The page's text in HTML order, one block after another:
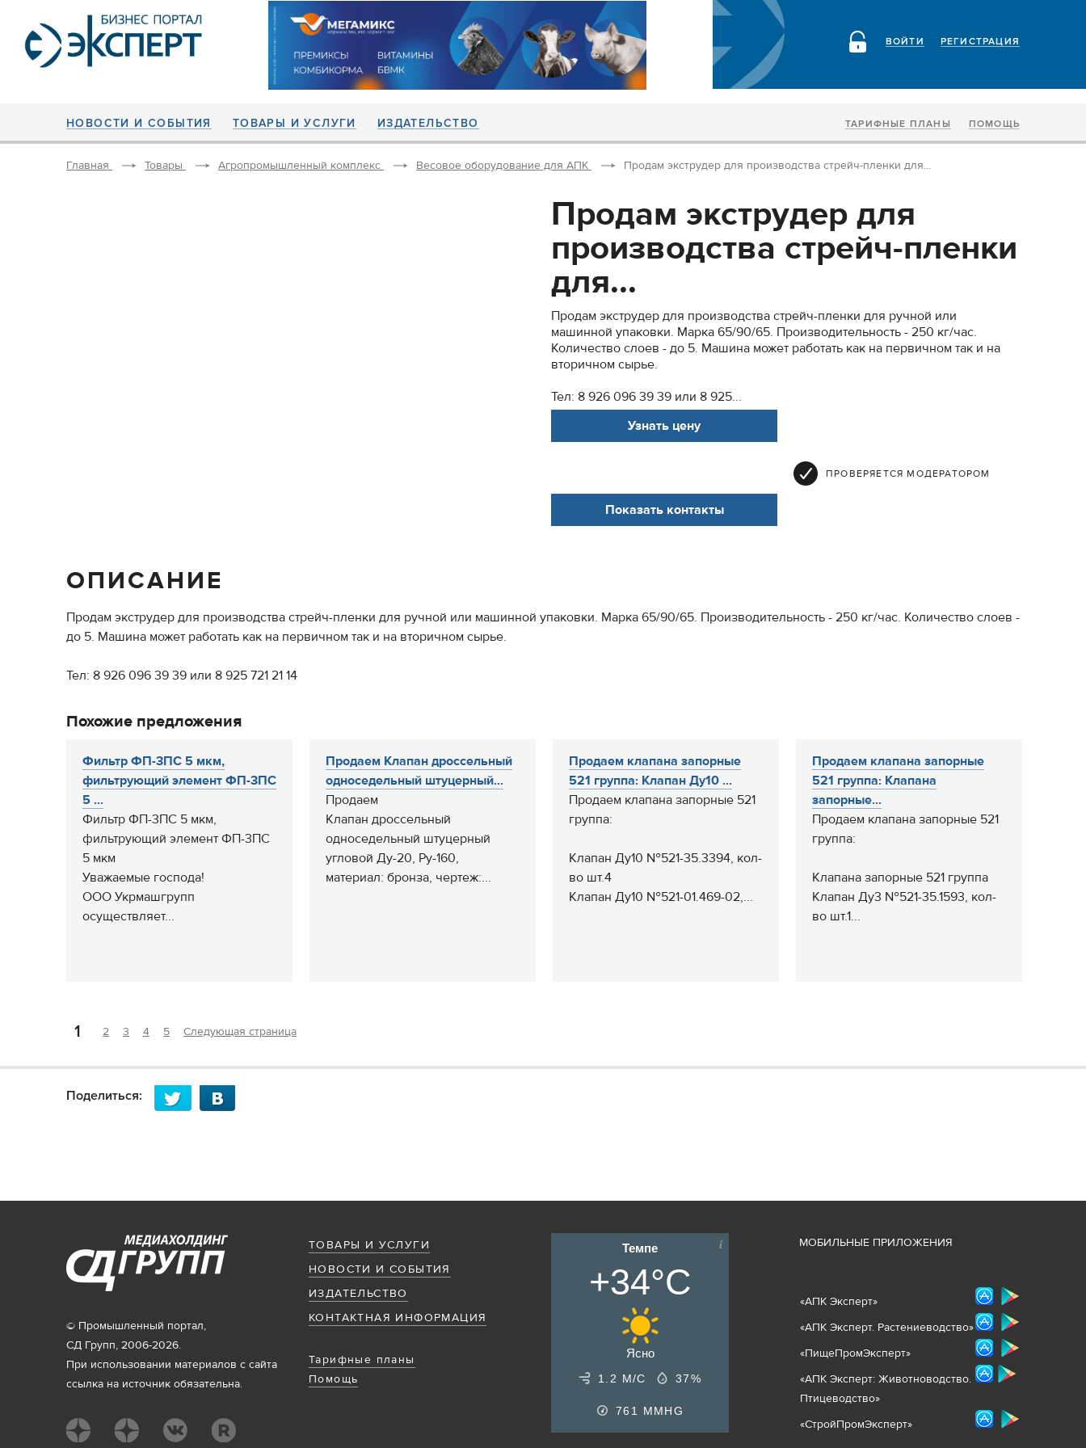
РЕГИСТРАЦИЯ
ВОЙТИ
НОВОСТИ И СОБЫТИЯ ТОВАРЫ И УСЛУГИ ИЗДАТЕЛЬСТВО ТАРИФНЫЕ ПЛАНЫ ПОМОЩЬ
Главная Товары Агропромышленный комплекс Весовое оборудование для АПК Продам экструдер для производства стрейч-пленки для...
Продам экструдер для
производства стрейч-пленки
для...
Продам экструдер для производства стрейч-пленки для ручной или
машинной упаковки. Марка 65/90/65. Производительность - 250 кг/час.
Количество слоев - до 5. Машина может работать как на первичном так и на
вторичном сырье.
Тел: 8 926 096 39 39 или 8 925...
Узнать цену
ПРОВЕРЯЕТСЯ МОДЕРАТОРОМ
Показать контакты
ОПИСАНИЕ
Продам экструдер для производства стрейч-пленки для ручной или машинной упаковки. Марка 65/90/65. Производительность - 250 кг/час. Количество слоев -
до 5. Машина может работать как на первичном так и на вторичном сырье.
Тел: 8 926 096 39 39 или 8 925 721 21 14
Похожие предложения
Фильтр ФП-3ПС 5 мкм,
фильтрующий элемент ФП-3ПС
5 ...
Фильтр ФП-3ПС 5 мкм,
фильтрующий элемент ФП-3ПС
5 мкм
Уважаемые господа!
ООО Укрмашгрупп
осуществляет...
Продаем Клапан дроссельный
односедельный штуцерный...
Продаем
Клапан дроссельный
односедельный штуцерный
угловой Ду-20, Ру-160,
материал: бронза, чертеж:...
Продаем клапана запорные
521 группа: Клапан Ду10 ...
Продаем клапана запорные 521
группа:
Клапан Ду10 №521-35.3394, кол-
во шт.4
Клапан Ду10 №521-01.469-02,...
Продаем клапана запорные
521 группа: Клапана
запорные...
Продаем клапана запорные 521
группа:
Клапана запорные 521 группа
Клапан Ду3 №521-35.1593, кол-
во шт.1...
1 2 3 4 5 Следующая страница
Поделиться:
ТОВАРЫ И УСЛУГИ
НОВОСТИ И СОБЫТИЯ
ИЗДАТЕЛЬСТВО
КОНТАКТНАЯ ИНФОРМАЦИЯ
Тарифные планы
Помощь
© Промышленный портал,
СД Групп, 2006-2026.
При использовании материалов с сайта
ссылка на источник обязательна.
Темпе
+34°C
Ясно
1.2 М/С 37%
761 MMHG
МОБИЛЬНЫЕ ПРИЛОЖЕНИЯ
«АПК Эксперт»
«АПК Эксперт. Растениеводство»
«ПищеПромЭксперт»
«АПК Эксперт: Животноводство.
Птицеводство»
«СтройПромЭксперт»